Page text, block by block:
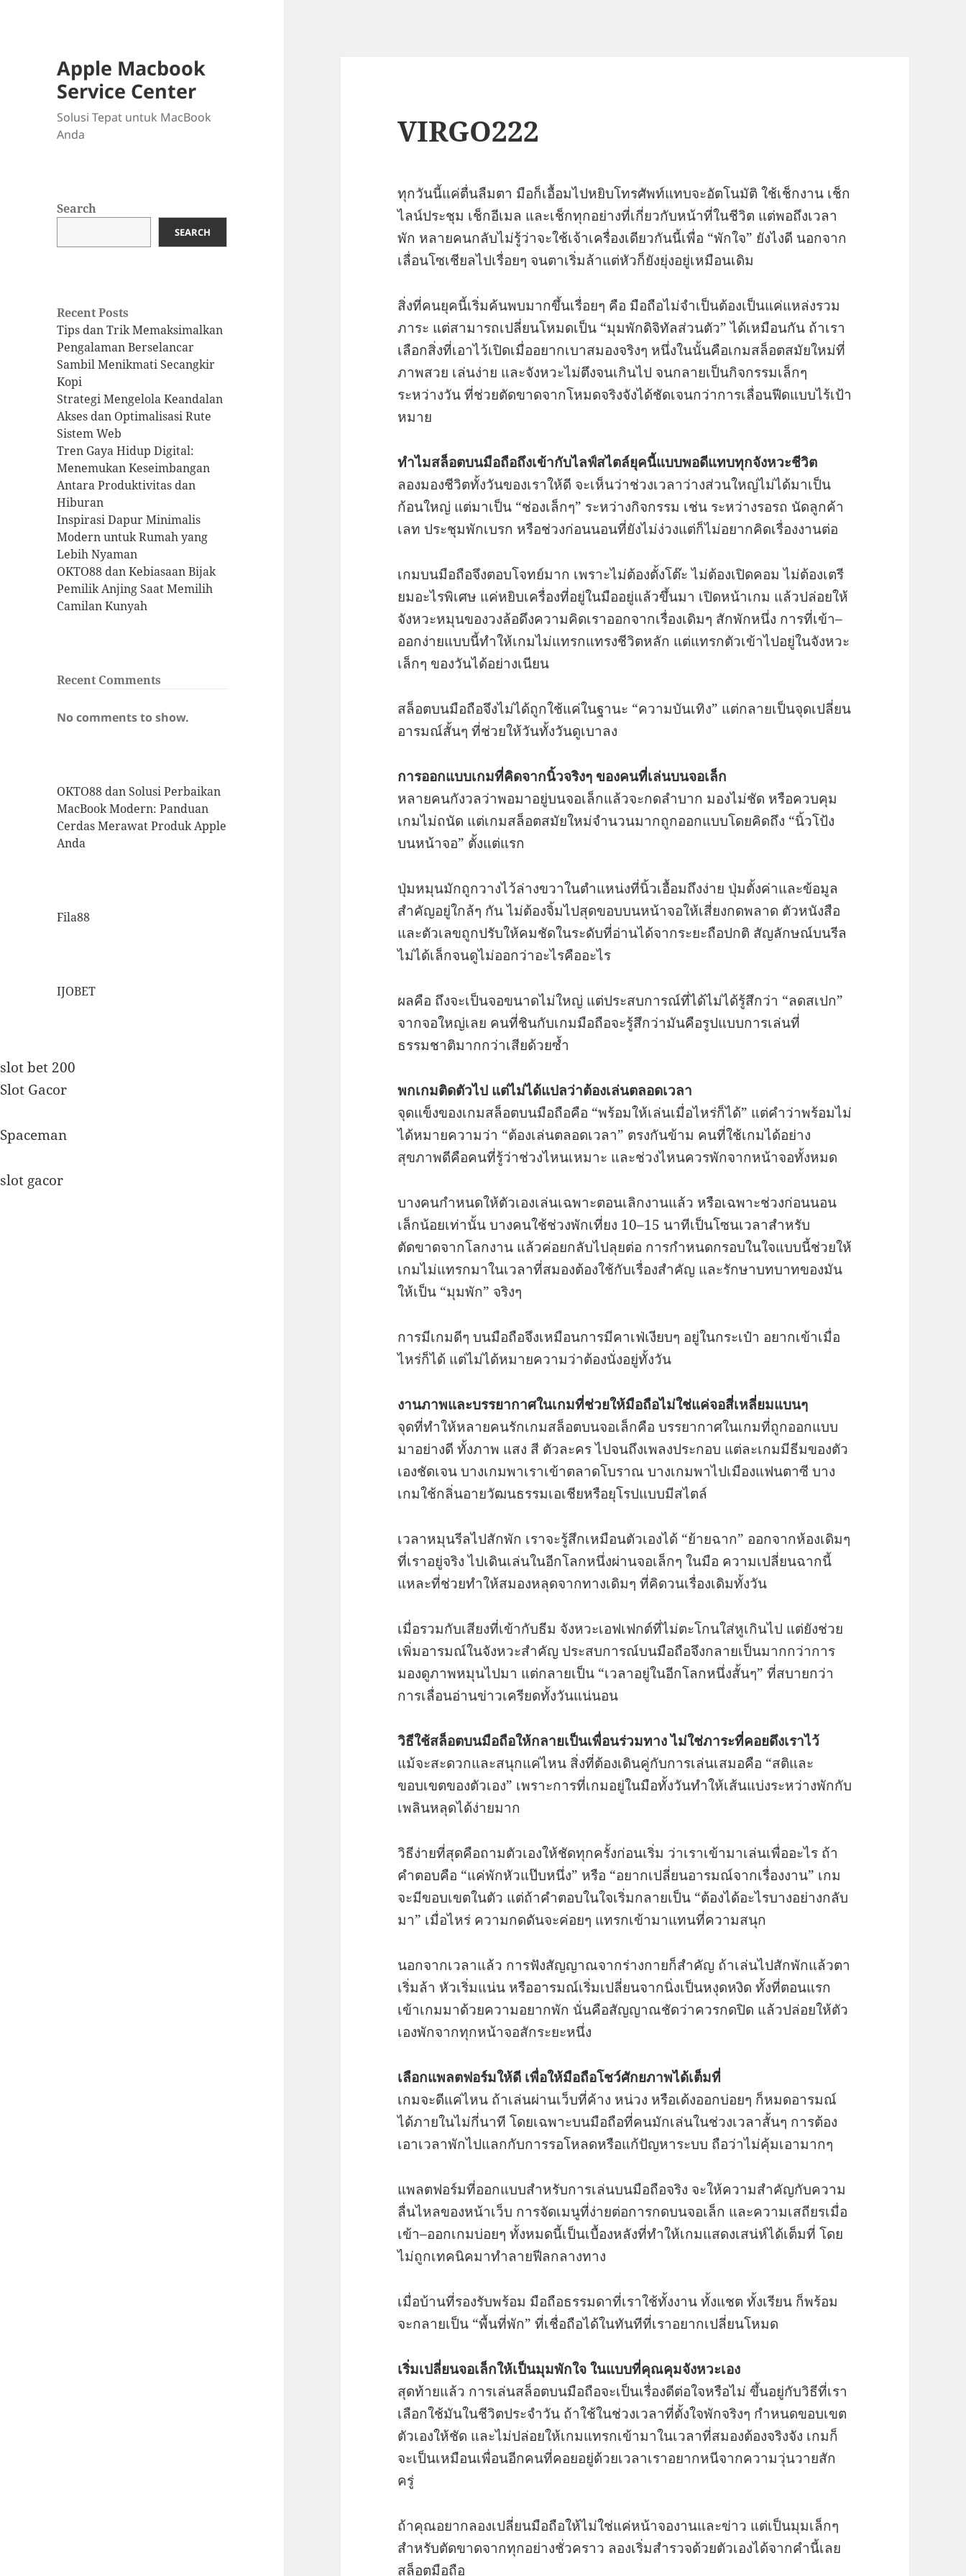
Apple Macbook
Service Center
Solusi Tepat untuk MacBook
Anda
Search
SEARCH
Recent Posts
Tips dan Trik Memaksimalkan
Pengalaman Berselancar
Sambil Menikmati Secangkir
Kopi
Strategi Mengelola Keandalan
Akses dan Optimalisasi Rute
Sistem Web
Tren Gaya Hidup Digital:
Menemukan Keseimbangan
Antara Produktivitas dan
Hiburan
Inspirasi Dapur Minimalis
Modern untuk Rumah yang
Lebih Nyaman
OKTO88 dan Kebiasaan Bijak
Pemilik Anjing Saat Memilih
Camilan Kunyah
Recent Comments
No comments to show.
OKTO88 dan Solusi Perbaikan
MacBook Modern: Panduan
Cerdas Merawat Produk Apple
Anda
Fila88
IJOBET
slot bet 200
Slot Gacor
Spaceman
slot gacor
VIRGO222
ทุกวันนี้แค่ตื่นลืมตา มือก็เอื้อมไปหยิบโทรศัพท์แทบจะอัตโนมัติ ใช้เช็กงาน เช็ก
ไลน์ประชุม เช็กอีเมล และเช็กทุกอย่างที่เกี่ยวกับหน้าที่ในชีวิต แต่พอถึงเวลา
พัก หลายคนกลับไม่รู้ว่าจะใช้เจ้าเครื่องเดียวกันนี้เพื่อ “พักใจ” ยังไงดี นอกจาก
เลื่อนโซเชียลไปเรื่อยๆ จนตาเริ่มล้าแต่หัวก็ยังยุ่งอยู่เหมือนเดิม
สิ่งที่คนยุคนี้เริ่มค้นพบมากขึ้นเรื่อยๆ คือ มือถือไม่จำเป็นต้องเป็นแค่แหล่งรวม
ภาระ แต่สามารถเปลี่ยนโหมดเป็น “มุมพักดิจิทัลส่วนตัว” ได้เหมือนกัน ถ้าเรา
เลือกสิ่งที่เอาไว้เปิดเมื่ออยากเบาสมองจริงๆ หนึ่งในนั้นคือเกมสล็อตสมัยใหม่ที่
ภาพสวย เล่นง่าย และจังหวะไม่ตึงจนเกินไป จนกลายเป็นกิจกรรมเล็กๆ
ระหว่างวัน ที่ช่วยตัดขาดจากโหมดจริงจังได้ชัดเจนกว่าการเลื่อนฟีดแบบไร้เป้า
หมาย
ทำไมสล็อตบนมือถือถึงเข้ากับไลฟ์สไตล์ยุคนี้แบบพอดีแทบทุกจังหวะชีวิต
ลองมองชีวิตทั้งวันของเราให้ดี จะเห็นว่าช่วงเวลาว่างส่วนใหญ่ไม่ได้มาเป็น
ก้อนใหญ่ แต่มาเป็น “ช่องเล็กๆ” ระหว่างกิจกรรม เช่น ระหว่างรอรถ นัดลูกค้า
เลท ประชุมพักเบรก หรือช่วงก่อนนอนที่ยังไม่ง่วงแต่ก็ไม่อยากคิดเรื่องงานต่อ
เกมบนมือถือจึงตอบโจทย์มาก เพราะไม่ต้องตั้งโต๊ะ ไม่ต้องเปิดคอม ไม่ต้องเตรี
ยมอะไรพิเศษ แค่หยิบเครื่องที่อยู่ในมืออยู่แล้วขึ้นมา เปิดหน้าเกม แล้วปล่อยให้
จังหวะหมุนของวงล้อดึงความคิดเราออกจากเรื่องเดิมๆ สักพักหนึ่ง การที่เข้า–
ออกง่ายแบบนี้ทำให้เกมไม่แทรกแทรงชีวิตหลัก แต่แทรกตัวเข้าไปอยู่ในจังหวะ
เล็กๆ ของวันได้อย่างเนียน
สล็อตบนมือถือจึงไม่ได้ถูกใช้แค่ในฐานะ “ความบันเทิง” แต่กลายเป็นจุดเปลี่ยน
อารมณ์สั้นๆ ที่ช่วยให้วันทั้งวันดูเบาลง
การออกแบบเกมที่คิดจากนิ้วจริงๆ ของคนที่เล่นบนจอเล็ก
หลายคนกังวลว่าพอมาอยู่บนจอเล็กแล้วจะกดลำบาก มองไม่ชัด หรือควบคุม
เกมไม่ถนัด แต่เกมสล็อตสมัยใหม่จำนวนมากถูกออกแบบโดยคิดถึง “นิ้วโป้ง
บนหน้าจอ” ตั้งแต่แรก
ปุ่มหมุนมักถูกวางไว้ล่างขวาในตำแหน่งที่นิ้วเอื้อมถึงง่าย ปุ่มตั้งค่าและข้อมูล
สำคัญอยู่ใกล้ๆ กัน ไม่ต้องจิ้มไปสุดขอบบนหน้าจอให้เสี่ยงกดพลาด ตัวหนังสือ
และตัวเลขถูกปรับให้คมชัดในระดับที่อ่านได้จากระยะถือปกติ สัญลักษณ์บนรีล
ไม่ได้เล็กจนดูไม่ออกว่าอะไรคืออะไร
ผลคือ ถึงจะเป็นจอขนาดไม่ใหญ่ แต่ประสบการณ์ที่ได้ไม่ได้รู้สึกว่า “ลดสเปก”
จากจอใหญ่เลย คนที่ชินกับเกมมือถือจะรู้สึกว่ามันคือรูปแบบการเล่นที่
ธรรมชาติมากกว่าเสียด้วยซ้ำ
พกเกมติดตัวไป แต่ไม่ได้แปลว่าต้องเล่นตลอดเวลา
จุดแข็งของเกมสล็อตบนมือถือคือ “พร้อมให้เล่นเมื่อไหร่ก็ได้” แต่คำว่าพร้อมไม่
ได้หมายความว่า “ต้องเล่นตลอดเวลา” ตรงกันข้าม คนที่ใช้เกมได้อย่าง
สุขภาพดีคือคนที่รู้ว่าช่วงไหนเหมาะ และช่วงไหนควรพักจากหน้าจอทั้งหมด
บางคนกำหนดให้ตัวเองเล่นเฉพาะตอนเลิกงานแล้ว หรือเฉพาะช่วงก่อนนอน
เล็กน้อยเท่านั้น บางคนใช้ช่วงพักเที่ยง 10–15 นาทีเป็นโซนเวลาสำหรับ
ตัดขาดจากโลกงาน แล้วค่อยกลับไปลุยต่อ การกำหนดกรอบในใจแบบนี้ช่วยให้
เกมไม่แทรกมาในเวลาที่สมองต้องใช้กับเรื่องสำคัญ และรักษาบทบาทของมัน
ให้เป็น “มุมพัก” จริงๆ
การมีเกมดีๆ บนมือถือจึงเหมือนการมีคาเฟ่เงียบๆ อยู่ในกระเป๋า อยากเข้าเมื่อ
ไหร่ก็ได้ แต่ไม่ได้หมายความว่าต้องนั่งอยู่ทั้งวัน
งานภาพและบรรยากาศในเกมที่ช่วยให้มือถือไม่ใช่แค่จอสี่เหลี่ยมแบนๆ
จุดที่ทำให้หลายคนรักเกมสล็อตบนจอเล็กคือ บรรยากาศในเกมที่ถูกออกแบบ
มาอย่างดี ทั้งภาพ แสง สี ตัวละคร ไปจนถึงเพลงประกอบ แต่ละเกมมีธีมของตัว
เองชัดเจน บางเกมพาเราเข้าตลาดโบราณ บางเกมพาไปเมืองแฟนตาซี บาง
เกมใช้กลิ่นอายวัฒนธรรมเอเชียหรือยุโรปแบบมีสไตล์
เวลาหมุนรีลไปสักพัก เราจะรู้สึกเหมือนตัวเองได้ “ย้ายฉาก” ออกจากห้องเดิมๆ
ที่เราอยู่จริง ไปเดินเล่นในอีกโลกหนึ่งผ่านจอเล็กๆ ในมือ ความเปลี่ยนฉากนี้
แหละที่ช่วยทำให้สมองหลุดจากทางเดิมๆ ที่คิดวนเรื่องเดิมทั้งวัน
เมื่อรวมกับเสียงที่เข้ากับธีม จังหวะเอฟเฟกต์ที่ไม่ตะโกนใส่หูเกินไป แต่ยังช่วย
เพิ่มอารมณ์ในจังหวะสำคัญ ประสบการณ์บนมือถือจึงกลายเป็นมากกว่าการ
มองดูภาพหมุนไปมา แต่กลายเป็น “เวลาอยู่ในอีกโลกหนึ่งสั้นๆ” ที่สบายกว่า
การเลื่อนอ่านข่าวเครียดทั้งวันแน่นอน
วิธีใช้สล็อตบนมือถือให้กลายเป็นเพื่อนร่วมทาง ไม่ใช่ภาระที่คอยดึงเราไว้
แม้จะสะดวกและสนุกแค่ไหน สิ่งที่ต้องเดินคู่กับการเล่นเสมอคือ “สติและ
ขอบเขตของตัวเอง” เพราะการที่เกมอยู่ในมือทั้งวันทำให้เส้นแบ่งระหว่างพักกับ
เพลินหลุดได้ง่ายมาก
วิธีง่ายที่สุดคือถามตัวเองให้ชัดทุกครั้งก่อนเริ่ม ว่าเราเข้ามาเล่นเพื่ออะไร ถ้า
คำตอบคือ “แค่พักหัวแป๊บหนึ่ง” หรือ “อยากเปลี่ยนอารมณ์จากเรื่องงาน” เกม
จะมีขอบเขตในตัว แต่ถ้าคำตอบในใจเริ่มกลายเป็น “ต้องได้อะไรบางอย่างกลับ
มา” เมื่อไหร่ ความกดดันจะค่อยๆ แทรกเข้ามาแทนที่ความสนุก
นอกจากเวลาแล้ว การฟังสัญญาณจากร่างกายก็สำคัญ ถ้าเล่นไปสักพักแล้วตา
เริ่มล้า หัวเริ่มแน่น หรืออารมณ์เริ่มเปลี่ยนจากนิ่งเป็นหงุดหงิด ทั้งที่ตอนแรก
เข้าเกมมาด้วยความอยากพัก นั่นคือสัญญาณชัดว่าควรกดปิด แล้วปล่อยให้ตัว
เองพักจากทุกหน้าจอสักระยะหนึ่ง
เลือกแพลตฟอร์มให้ดี เพื่อให้มือถือโชว์ศักยภาพได้เต็มที่
เกมจะดีแค่ไหน ถ้าเล่นผ่านเว็บที่ค้าง หน่วง หรือเด้งออกบ่อยๆ ก็หมดอารมณ์
ได้ภายในไม่กี่นาที โดยเฉพาะบนมือถือที่คนมักเล่นในช่วงเวลาสั้นๆ การต้อง
เอาเวลาพักไปแลกกับการรอโหลดหรือแก้ปัญหาระบบ ถือว่าไม่คุ้มเอามากๆ
แพลตฟอร์มที่ออกแบบสำหรับการเล่นบนมือถือจริง จะให้ความสำคัญกับความ
ลื่นไหลของหน้าเว็บ การจัดเมนูที่ง่ายต่อการกดบนจอเล็ก และความเสถียรเมื่อ
เข้า–ออกเกมบ่อยๆ ทั้งหมดนี้เป็นเบื้องหลังที่ทำให้เกมแสดงเสน่ห์ได้เต็มที่ โดย
ไม่ถูกเทคนิคมาทำลายฟีลกลางทาง
เมื่อบ้านที่รองรับพร้อม มือถือธรรมดาที่เราใช้ทั้งงาน ทั้งแชต ทั้งเรียน ก็พร้อม
จะกลายเป็น “พื้นที่พัก” ที่เชื่อถือได้ในทันทีที่เราอยากเปลี่ยนโหมด
เริ่มเปลี่ยนจอเล็กให้เป็นมุมพักใจ ในแบบที่คุณคุมจังหวะเอง
สุดท้ายแล้ว การเล่นสล็อตบนมือถือจะเป็นเรื่องดีต่อใจหรือไม่ ขึ้นอยู่กับวิธีที่เรา
เลือกใช้มันในชีวิตประจำวัน ถ้าใช้ในช่วงเวลาที่ตั้งใจพักจริงๆ กำหนดขอบเขต
ตัวเองให้ชัด และไม่ปล่อยให้เกมแทรกเข้ามาในเวลาที่สมองต้องจริงจัง เกมก็
จะเป็นเหมือนเพื่อนอีกคนที่คอยอยู่ด้วยเวลาเราอยากหนีจากความวุ่นวายสัก
ครู่
ถ้าคุณอยากลองเปลี่ยนมือถือให้ไม่ใช่แค่หน้าจองานและข่าว แต่เป็นมุมเล็กๆ
สำหรับตัดขาดจากทุกอย่างชั่วคราว ลองเริ่มสำรวจด้วยตัวเองได้จากคำนี้เลย
สล็อตมือถือ